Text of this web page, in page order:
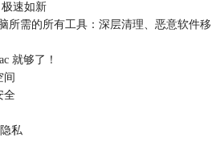
速如新
所需的所有工具：深层清理、恶意软件移
就够了！
间
全
私